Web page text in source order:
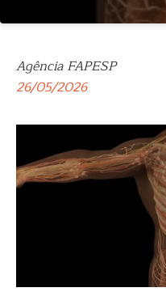
Agência FAPESP
26/05/2026